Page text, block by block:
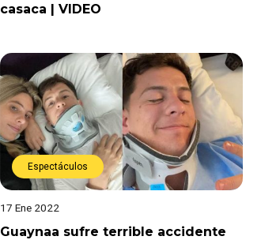
casaca | VIDEO
Espectáculos
17 Ene 2022
Guaynaa sufre terrible accidente